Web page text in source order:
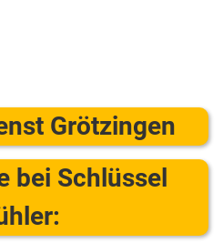
Grötzingen
bei Schlüssel